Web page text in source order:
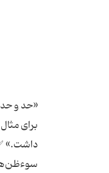
«حد‌ و‌
برای
داشت.»